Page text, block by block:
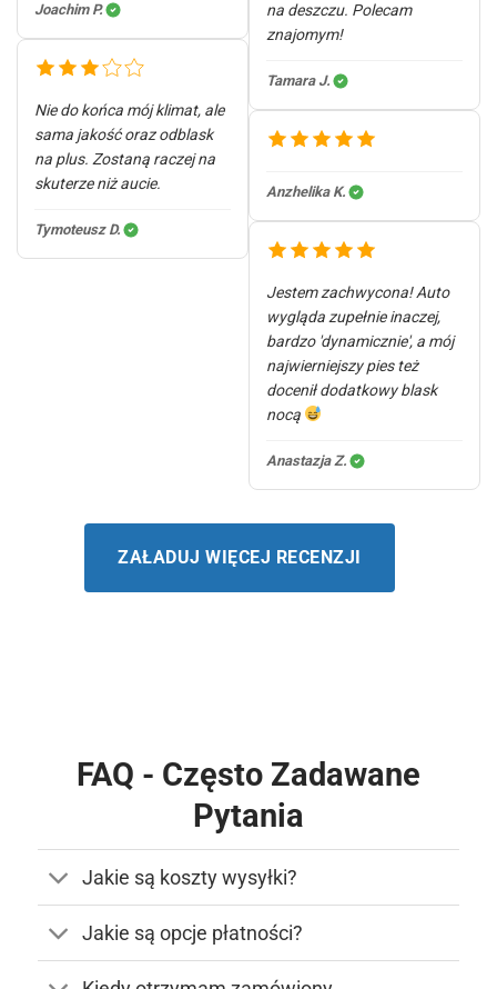
Joachim P.
Nie do końca mój klimat, ale
sama jakość oraz odblask
na plus. Zostaną raczej na
skuterze niż aucie.
Tymoteusz D.
na deszczu. Polecam
znajomym!
Tamara J.
Anzhelika K.
Jestem zachwycona! Auto
wygląda zupełnie inaczej,
bardzo 'dynamicznie', a mój
najwierniejszy pies też
docenił dodatkowy blask
nocą
Anastazja Z.
ZAŁADUJ WIĘCEJ RECENZJI
FAQ - Często Zadawane
Pytania
Jakie są koszty wysyłki?
Jakie są opcje płatności?